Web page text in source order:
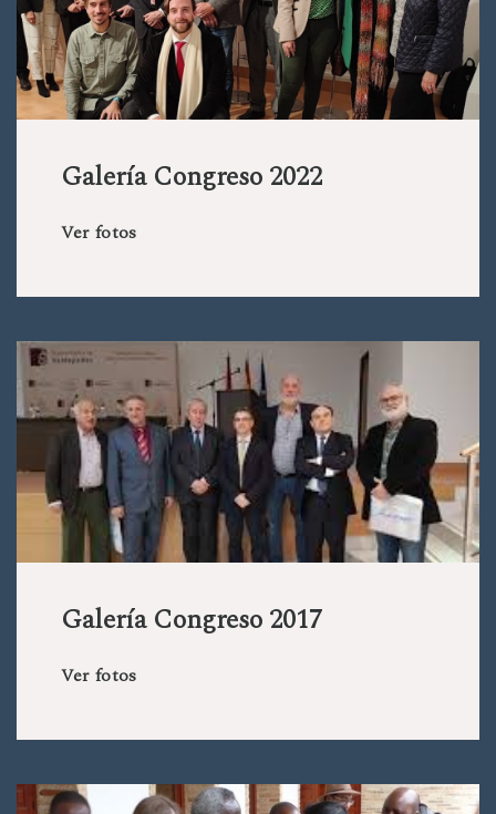
Galería Congreso 2022
Ver fotos
Galería Congreso 2017
Ver fotos